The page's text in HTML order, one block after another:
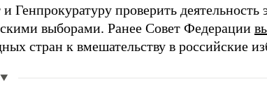
Генпрокуратуру проверить деятельность
выборами. Ранее Совет Федерации
стран к вмешательству в российские
▼